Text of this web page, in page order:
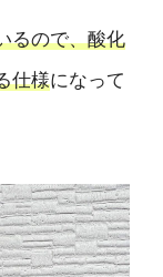
るので、酸化
仕様になって